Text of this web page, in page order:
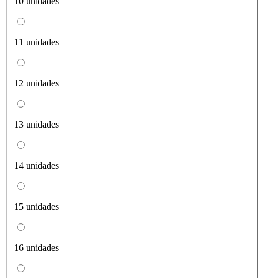
11 unidades
12 unidades
13 unidades
14 unidades
15 unidades
16 unidades